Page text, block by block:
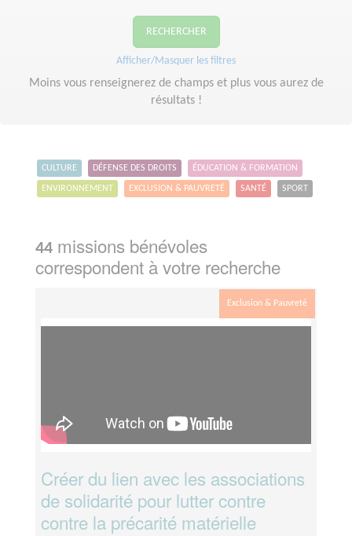
RECHERCHER
Afficher/Masquer les filtres
Moins vous renseignerez de champs et plus vous aurez de
résultats !
CULTURE DÉFENSE DES DROITS ÉDUCATION & FORMATION
ENVIRONNEMENT EXCLUSION & PAUVRETÉ SANTÉ SPORT
44 missions bénévoles
correspondent à votre recherche
Exclusion & Pauvreté
Créer du lien avec les associations
de solidarité pour lutter contre
contre la précarité matérielle